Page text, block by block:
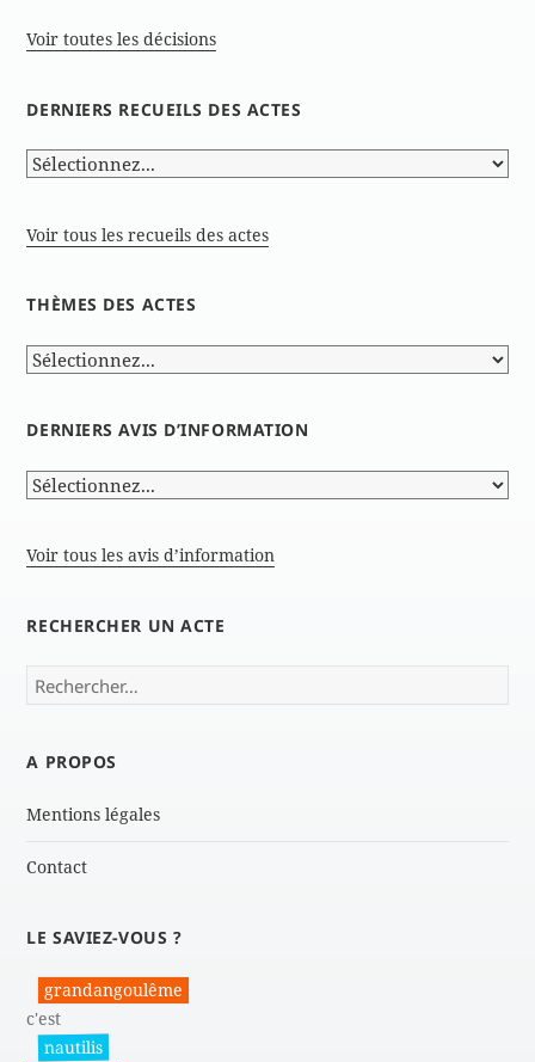
Voir toutes les décisions
DERNIERS RECUEILS DES ACTES
Voir tous les recueils des actes
THÈMES DES ACTES
DERNIERS AVIS D’INFORMATION
Voir tous les avis d’information
RECHERCHER UN ACTE
Rechercher :
A PROPOS
Mentions légales
Contact
LE SAVIEZ-VOUS ?
grandangoulême
c'est
nautilis